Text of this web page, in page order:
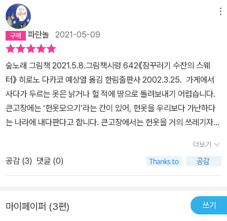
파란놀 2021-05-09
숲노래 그림책 2021.5.8.그림책시렁 642《잠꾸러기 수잔의 스웨
터》 히로노 다카코 예상열 옮김 한림출판사 2002.3.25. 가게에서
사다가 두르는 옷은 낡거나 헐 적에 땅으로 돌려보내기 어렵습니다.
큰고장에는 ‘헌옷모으기’라는 칸이 있어, 헌옷을 우리보다 가난하다
는 나라에 내다판다고 합니다. 큰고장에서는 헌옷을 거의 쓰레기자루
요? 오늘날 웬만한 옷은 솜실도 모시실도 누에실도 아닌 플라스틱이
기 일쑤입니다. 돌림앓이 탓에 쓰라는 입가리개조차 플라스틱입니다.
몸이며 코에다가 플라스틱을 두른다면 우리 몸이며 코는 어떻게 될까
에 몸앓이가 깊어가리라 봅니다. 《잠꾸러기 수잔의 스웨터》는 잠꾸러
더보기
공감 (3) 댓글 (0)
마이페이퍼 (3편) 쓰기